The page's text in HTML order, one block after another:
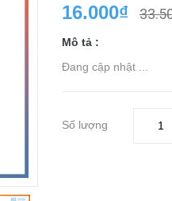
16.000₫
Mô tả :
Đang cập nhật ...
Số lượng